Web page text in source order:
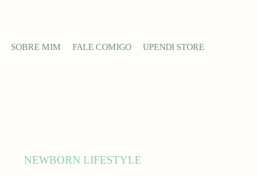
SOBRE MIM FALE COMIGO UPENDI STORE
NEWBORN LIFESTYLE